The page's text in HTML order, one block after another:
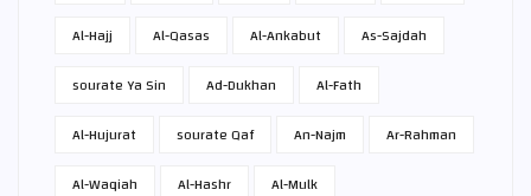
Al-Hajj
Al-Qasas Al-Ankabut
As-Sajdah
sourate Ya Sin
Ad-Dukhan
Al-Fath
Al-Hujurat
sourate Qaf An-Najm
Ar-Rahman
Al-Waqiah
Al-Hashr Al-Mulk